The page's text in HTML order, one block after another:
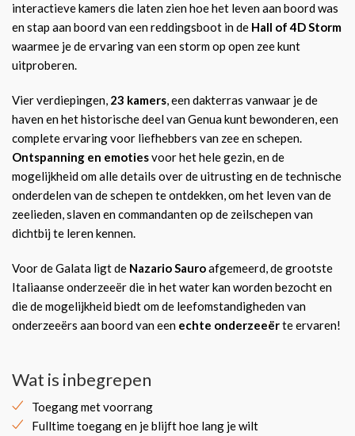
interactieve kamers die laten zien hoe het leven aan boord was
en stap aan boord van een reddingsboot in de Hall of 4D Storm
waarmee je de ervaring van een storm op open zee kunt
uitproberen.
Vier verdiepingen, 23 kamers, een dakterras vanwaar je de
haven en het historische deel van Genua kunt bewonderen, een
complete ervaring voor liefhebbers van zee en schepen.
Ontspanning en emotiesvoor het hele gezin, en de
mogelijkheid om alle details over de uitrusting en de technische
onderdelen van de schepen te ontdekken, om het leven van de
zeelieden, slaven en commandanten op de zeilschepen van
dichtbij te leren kennen.
Voor de Galata ligt de Nazario Sauroafgemeerd, de grootste
Italiaanse onderzeeër die in het water kan worden bezocht en
die de mogelijkheid biedt om de leefomstandigheden van
onderzeeërs aan boord van een echte onderzeeërte ervaren!
Wat is inbegrepen
Toegang met voorrang
Fulltime toegang en je blijft hoe lang je wilt